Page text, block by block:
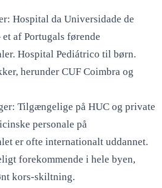
Hospital da Universidade de
af Portugals førende
Hospital Pediátrico til børn.
herunder CUF Coimbra og
Tilgængelige på HUC og private
personale på
er ofte internationalt uddannet.
forekommende i hele byen,
kors-skiltning.